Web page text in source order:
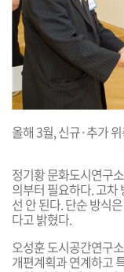
올해 3월, 신규·추가
정기황 문화도시연구
의부터 필요하다. 고
선 안 된다. 단순 방식
다고 밝혔다.
오성훈 도시공간연구
개편계획과 연계하고